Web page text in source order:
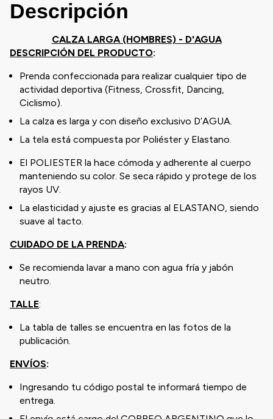
Descripción
CALZA LARGA (HOMBRES) - D'AGUA
DESCRIPCIÓN DEL PRODUCTO:
Prenda confeccionada para realizar cualquier tipo de
actividad deportiva (Fitness, Crossfit, Dancing,
Ciclismo).
La calza es larga y con diseño exclusivo D’AGUA.
La tela está compuesta por Poliéster y Elastano.
El POLIESTER la hace cómoda y adherente al cuerpo
manteniendo su color. Se seca rápido y protege de los
rayos UV.
La elasticidad y ajuste es gracias al ELASTANO, siendo
suave al tacto.
CUIDADO DE LA PRENDA:
Se recomienda lavar a mano con agua fría y jabón
neutro.
TALLE:
La tabla de talles se encuentra en las fotos de la
publicación.
ENVÍOS:
Ingresando tu código postal te informará tiempo de
entrega.